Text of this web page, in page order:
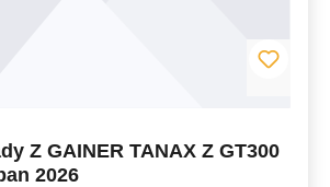
Z GAINER TANAX Z GT300
2026